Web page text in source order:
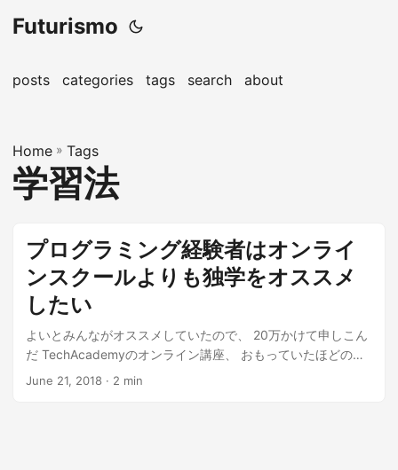
Futurismo
posts categories tags search about
Home » Tags
学習法
プログラミング経験者はオンライ
ンスクールよりも独学をオススメ
したい
よいとみんながオススメしていたので、 20万かけて申しこん
だ TechAcademyのオンライン講座、 おもっていたほどのも
のではありませんでした...
June 21, 2018 · 2 min